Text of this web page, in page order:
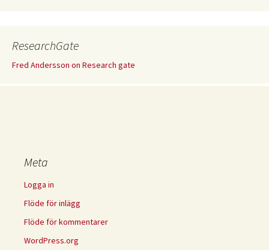
ResearchGate
Fred Andersson on Research gate
Meta
Logga in
Flöde för inlägg
Flöde för kommentarer
WordPress.org